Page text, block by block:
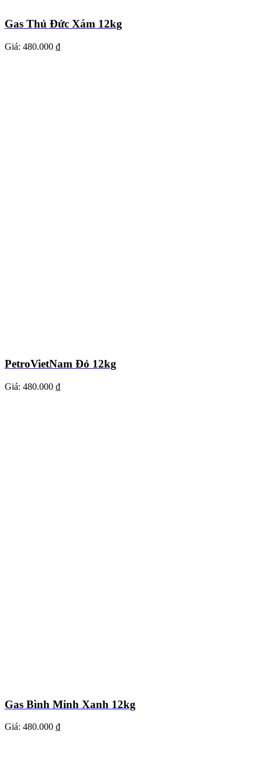
Gas Thủ Đức Xám 12kg
Giá: 480.000 ₫
PetroVietNam Đỏ 12kg
Giá: 480.000 ₫
Gas Bình Minh Xanh 12kg
Giá: 480.000 ₫